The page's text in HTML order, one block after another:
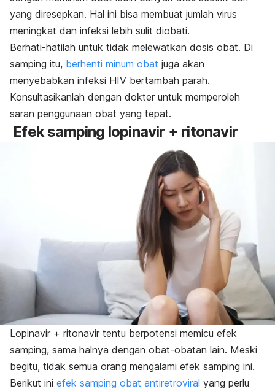
yang diresepkan. Hal ini bisa membuat jumlah virus
meningkat dan infeksi lebih sulit diobati.
Berhati-hatilah untuk tidak melewatkan dosis obat. Di
samping itu, berhenti minum obat juga akan
menyebabkan infeksi HIV bertambah parah.
Konsultasikanlah dengan dokter untuk memperoleh
saran penggunaan obat yang tepat.
Efek samping lopinavir + ritonavir
Lopinavir + ritonavir tentu berpotensi memicu efek
samping, sama halnya dengan obat-obatan lain. Meski
begitu, tidak semua orang mengalami efek samping ini.
Berikut ini efek samping obat antiretroviral yang perlu